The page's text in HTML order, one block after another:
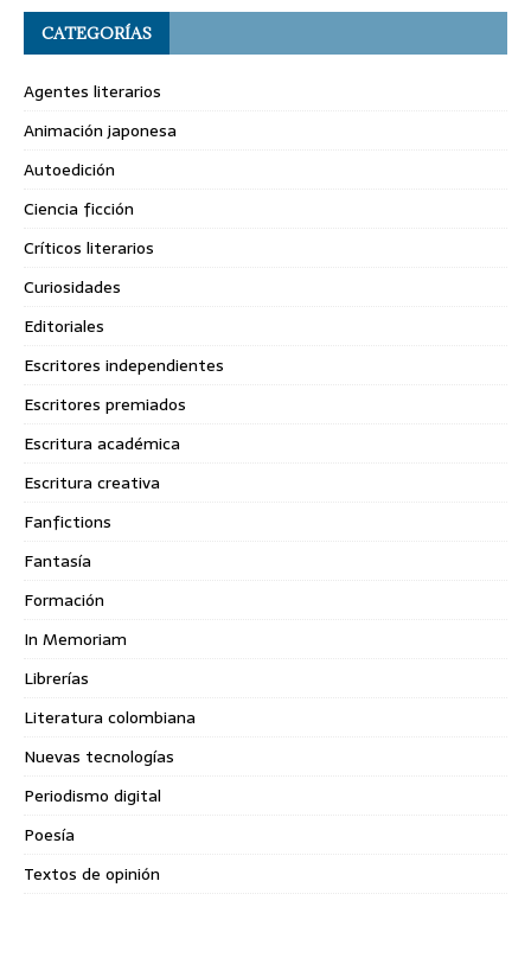
CATEGORÍAS
Agentes literarios
Animación japonesa
Autoedición
Ciencia ficción
Críticos literarios
Curiosidades
Editoriales
Escritores independientes
Escritores premiados
Escritura académica
Escritura creativa
Fanfictions
Fantasía
Formación
In Memoriam
Librerías
Literatura colombiana
Nuevas tecnologías
Periodismo digital
Poesía
Textos de opinión